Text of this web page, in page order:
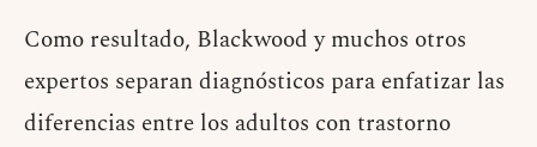
Como resultado, Blackwood y muchos otros
expertos separan diagnósticos para enfatizar las
diferencias entre los adultos con trastorno